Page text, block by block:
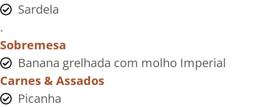
Sardela
.
Sobremesa
Banana grelhada com molho Imperial
Carnes & Assados
Picanha